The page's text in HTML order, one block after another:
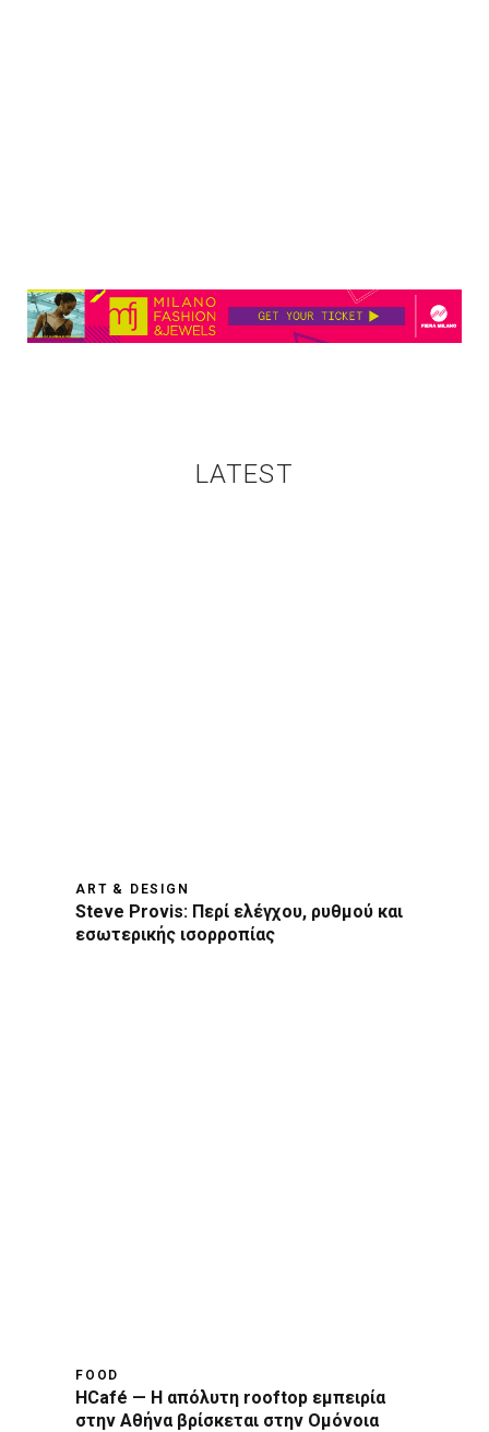
LATEST
ART & DESIGN
Steve Provis: Περί ελέγχου, ρυθμού και
εσωτερικής ισορροπίας
FOOD
HCafé — Η απόλυτη rooftop εμπειρία
στην Αθήνα βρίσκεται στην Ομόνοια